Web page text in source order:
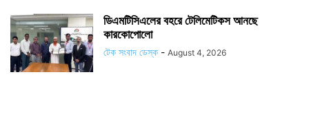
ডিএমটিসিএলের বহরে টেলিমেটিকস আনছে
কারকোপোলো
টেক সংবাদ ডেস্ক - August 4, 2026